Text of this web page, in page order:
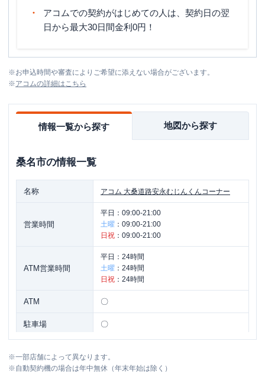
アコムでの契約がはじめての人は、契約日の翌
日から最大30日間金利0円！
※お申込時間や審査によりご希望に添えない場合がございます。
※アコムの詳細はこちら
情報一覧から探す 地図から探す
桑名市の情報一覧
名称 アコム 大桑道路安永むじんくんコーナー
営業時間
平日： 09:00-21:00
土曜 ： 09:00-21:00
日祝 ： 09:00-21:00
ATM営業時間
平日： 24時間
土曜 ： 24時間
日祝 ： 24時間
ATM 〇
駐車場 〇
※一部店舗によって異なります。
※自動契約機の場合は年中無休（年末年始は除く）